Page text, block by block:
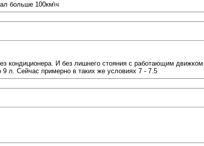
больше 100км\ч
кондиционера. И без лишнего стояния с работающим
9 л. Сейчас примерно в таких же условиях 7 - 7.5